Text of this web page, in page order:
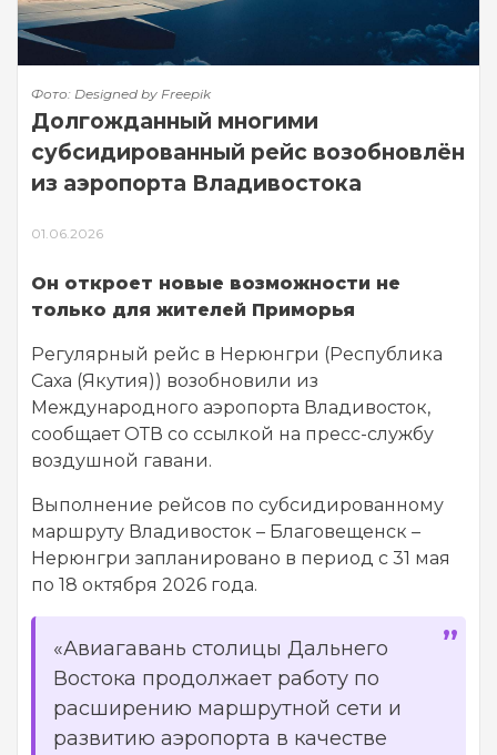
Фото: Designed by Freepik
Долгожданный многими
субсидированный рейс возобновлён
из аэропорта Владивостока
01.06.2026
Он откроет новые возможности не
только для жителей Приморья
Регулярный рейс в Нерюнгри (Республика
Саха (Якутия)) возобновили из
Международного аэропорта Владивосток,
сообщает ОТВ со ссылкой на пресс-службу
воздушной гавани.
Выполнение рейсов по субсидированному
маршруту Владивосток – Благовещенск –
Нерюнгри запланировано в период с 31 мая
по 18 октября 2026 года.
«Авиагавань столицы Дальнего
Востока продолжает работу по
расширению маршрутной сети и
развитию аэропорта в качестве